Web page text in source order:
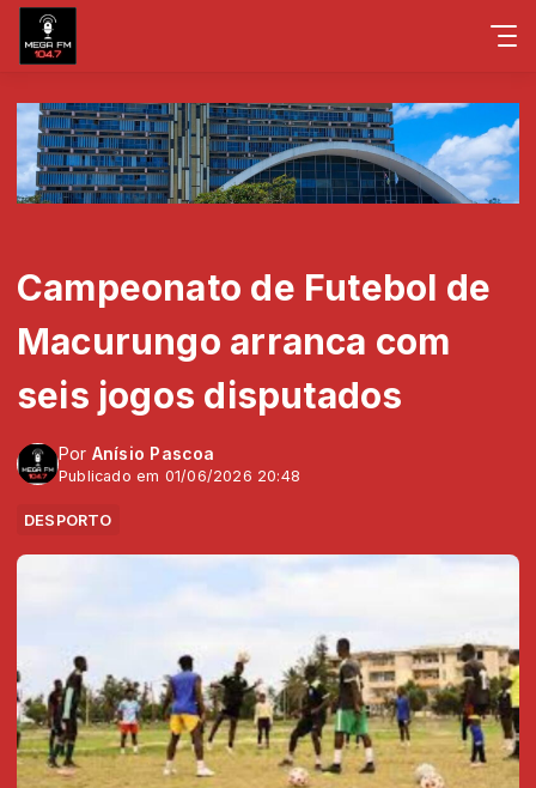
Campeonato de Futebol de
Macurungo arranca com
seis jogos disputados
Por Anísio Pascoa
Publicado em 01/06/2026 20:48
DESPORTO